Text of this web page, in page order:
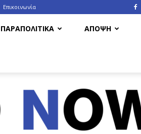
Eπικοινωνία
ΠΑΡΑΠΟΛΙΤΙΚΑ ΑΠΟΨΗ